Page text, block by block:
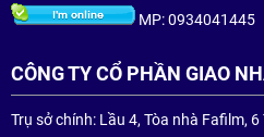
MP: 0934041445
CÔNG TY CỔ PHẦN GIAO
Trụ sở chính: Lầu 4, Tòa nhà Fafilm,